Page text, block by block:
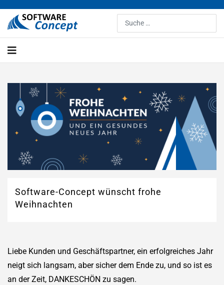
Suchen
Software-Concept wünscht frohe
Weihnachten
Liebe Kunden und Geschäftspartner, ein erfolgreiches Jahr
neigt sich langsam, aber sicher dem Ende zu, und so ist es
an der Zeit, DANKESCHÖN zu sagen.